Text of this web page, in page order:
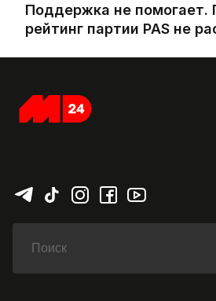
Поддержка не помогает.
рейтинг партии PAS не